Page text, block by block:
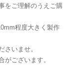
をご理解のうえご購
程度大きく製作
さいませ。
がございます。